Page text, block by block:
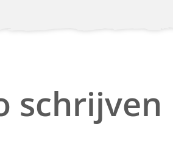
schrijven